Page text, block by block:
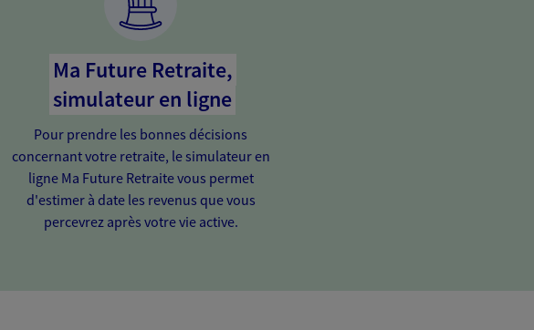
Ma Future Retraite,
simulateur en ligne
Pour prendre les bonnes décisions
concernant votre retraite, le simulateur en
ligne Ma Future Retraite vous permet
d'estimer à date les revenus que vous
percevrez après votre vie active.